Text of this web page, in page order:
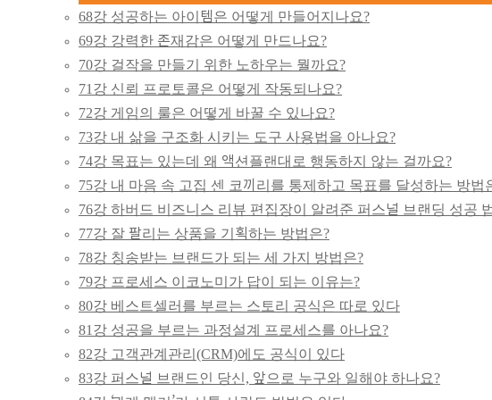
68강 성공하는 아이템은 어떻게 만들어지나요?
69강 강력한 존재감은 어떻게 만드나요?
70강 걸작을 만들기 위한 노하우는 뭘까요?
71강 신뢰 프로토콜은 어떻게 작동되나요?
72강 게임의 룰은 어떻게 바꿀 수 있나요?
73강 내 삶을 구조화 시키는 도구 사용법을 아나요?
74강 목표는 있는데 왜 액션플랜대로 행동하지 않는 걸까요?
75강 내 마음 속 고집 센 코끼리를 통제하고 목표를 달성하는 방법
76강 하버드 비즈니스 리뷰 편집장이 알려준 퍼스널 브랜딩 성공
77강 잘 팔리는 상품을 기획하는 방법은?
78강 칭송받는 브랜드가 되는 세 가지 방법은?
79강 프로세스 이코노미가 답이 되는 이유는?
80강 베스트셀러를 부르는 스토리 공식은 따로 있다
81강 성공을 부르는 과정설계 프로세스를 아나요?
82강 고객관계관리(CRM)에도 공식이 있다
83강 퍼스널 브랜드인 당신, 앞으로 누구와 일해야 하나요?